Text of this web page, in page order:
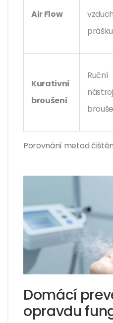
Porovnání metod
Air Flow
prášku
Kurativní
broušení
Ruční
Domácí
opravdu